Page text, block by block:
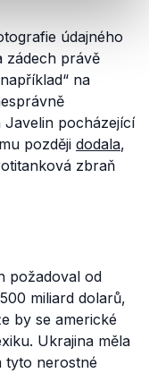
údajného
zádech právě
na
Javelin pocházející
později dodala,
zbraň
požadoval od
miliard dolarů,
by se americké
Ukrajina měla
tyto nerostné